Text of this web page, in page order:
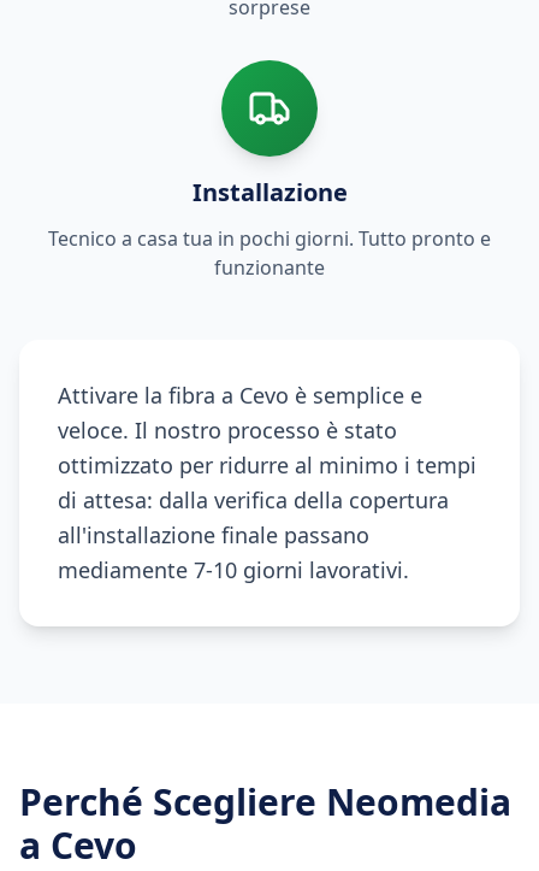
sorprese
Installazione
Tecnico a casa tua in pochi giorni. Tutto pronto e
funzionante
Attivare la fibra a Cevo è semplice e
veloce. Il nostro processo è stato
ottimizzato per ridurre al minimo i tempi
di attesa: dalla verifica della copertura
all'installazione finale passano
mediamente 7-10 giorni lavorativi.
Perché Scegliere Neomedia
a Cevo